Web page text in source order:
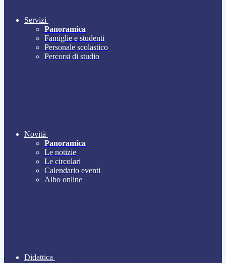
Servizi
Panoramica
Famiglie e studenti
Personale scolastico
Percorsi di studio
Novità
Panoramica
Le notizie
Le circolari
Calendario eventi
Albo online
Didattica